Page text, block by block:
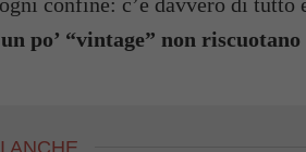
po’ “vintage” non riscuotano
ANCHE